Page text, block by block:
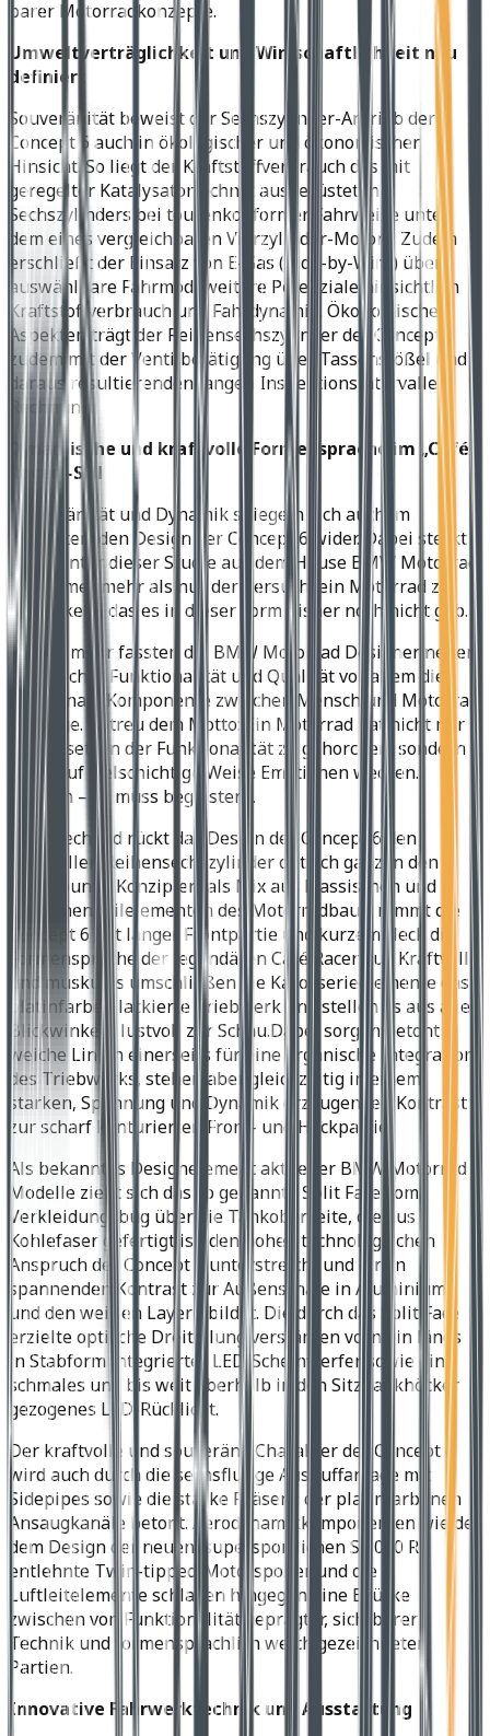
barer Motorradkonzepte.
Umweltverträglichkeit und Wirtschaftlichkeit neu
definiert
Souveränität beweist der Sechszylinder-Antrieb der
Concept 6 auch in öko­logischer und ökonomischer
Hinsicht. So liegt der Kraftstoffverbrauch des mit
geregelter Katalysatortechnik ausgerüsteten
Sechszylinders bei tourenkonformer Fahrweise unter
dem eines vergleichbaren Vierzylinder-Motors. Zudem
erschließt der Einsatz von E-Gas (Ride-by-Wire) über
auswählbare Fahrmodi weitere Potenziale hinsichtlich
Kraftstoffverbrauch und Fahrdynamik. Ökonomischen
Aspekten trägt der Reihensechszylinder der Concept 6
zudem mit der Ventilbetätigung über Tassenstößel und
daraus resultierenden langen Inspektionsintervallen
Rechnung.
Dynamische und kraftvolle Formensprache im „Café
Racer“-Stil
Souveränität und Dynamik spiegeln sich auch im
begeisternden Design der Concept 6 wider. Dabei steckt
auch hinter dieser Studie aus dem Hause BMW Motorrad
wie immer mehr als nur der Versuch, ein Motorrad zu
ent­wickeln, das es in dieser Form bisher noch nicht gab.
Einmal mehr fassten die BMW Motorrad Designer neben
technischer Funk­tionalität und Qualität vor allem die
emotionale Komponente zwischen Mensch und Motorrad
ins Auge. Getreu dem Motto: Ein Motorrad hat nicht nur
den Gesetzen der Funktionalität zu gehorchen, sondern
muss auf vielschichtige Weise Emotionen wecken.
Kurzum – es muss begeistern.
Entsprechend rückt das Design der Concept 6 den
kraftvollen Reihensechs­zylinder optisch ganz in den
Mittelpunkt. Konzipiert als Mix aus klassischen und
modernen Stilelementen des Motorradbaus, nimmt die
Concept 6 mit langer Frontpartie und kurzem Heck die
Formensprache der legendären Café Racer auf. Kraftvoll
und muskulös umschließen die Karosserieelemente das
platinfarben lackierte Triebwerk und stellen es aus allen
Blickwinkeln lustvoll zur Schau.Dabei sorgen betont
weiche Linien einerseits für eine organische Integration
des Triebwerks, stehen aber gleichzeitig in einem
starken, Spannung und Dynamik erzeugenden Kontrast
zur scharf konturierten Front- und Heckpartie.
Als bekanntes Designelement aktueller BMW Motorrad
Modelle zieht sich das so genannte Split Face vom
Verkleidungsbug über die Tankoberseite, die aus
Kohlefaser gefertigt ist, den hohen technologischen
Anspruch der Concept 6 unterstreicht und einen
spannenden Kontrast zur Außenschale in Aluminium
und den weißen Layern bildet. Die durch das Split Face
erzielte optische Dreiteilung verstärken vorn ein längs
in Stabform integrierter LED-Scheinwerfer sowie ein
schmales und bis weit oberhalb in den Sitzbankhöcker
gezogenes LED-Rücklicht.
Der kraftvolle und souveräne Charakter der Concept 6
wird auch durch die sechsflutige Auspuffanlage mit
Sidepipes sowie die starke Präsenz der platinfarbenen
Ansaugkanäle betont. Aerodynamikkomponenten wie der
dem Design der neuen, supersportlichen S 1000 RR
entlehnte Twin-tipped-Motorspoiler und die
Luftleitelemente schlagen hingegen eine Brücke
zwischen von Funktionalität geprägter, sichtbarer
Technik und formensprachlich weich gezeichneten
Partien.
Innovative Fahrwerktechnik und Ausstattung